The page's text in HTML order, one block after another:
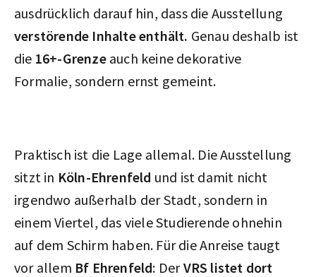
ausdrücklich darauf hin, dass die Ausstellung
verstörende Inhalte enthält. Genau deshalb ist
die 16+-Grenze auch keine dekorative
Formalie, sondern ernst gemeint.
Praktisch ist die Lage allemal. Die Ausstellung
sitzt in Köln-Ehrenfeld und ist damit nicht
irgendwo außerhalb der Stadt, sondern in
einem Viertel, das viele Studierende ohnehin
auf dem Schirm haben. Für die Anreise taugt
vor allem Bf Ehrenfeld: DerVRS listet dort